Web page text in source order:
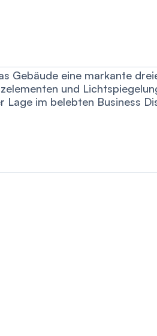
Gebäude eine markante
und
Lage im belebten Business